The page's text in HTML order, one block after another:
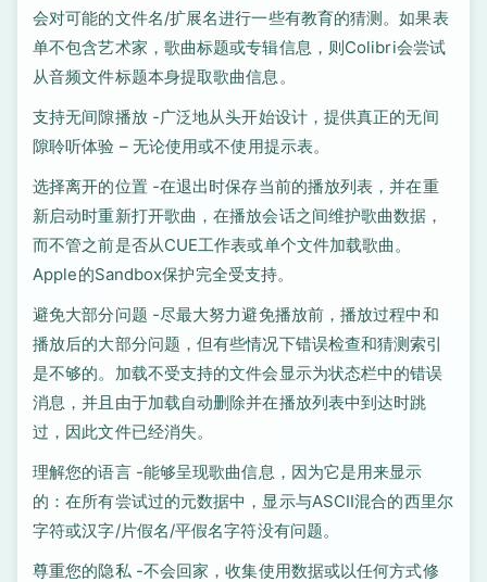
会对可能的文件名/扩展名进行一些有教育的猜测。如果表
单不包含艺术家，歌曲标题或专辑信息，则Colibri会尝试
从音频文件标题本身提取歌曲信息。
支持无间隙播放 -广泛地从头开始设计，提供真正的无间
隙聆听体验 – 无论使用或不使用提示表。
选择离开的位置 -在退出时保存当前的播放列表，并在重
新启动时重新打开歌曲，在播放会话之间维护歌曲数据，
而不管之前是否从CUE工作表或单个文件加载歌曲。
Apple的Sandbox保护完全受支持。
避免大部分问题 -尽最大努力避免播放前，播放过程中和
播放后的大部分问题，但有些情况下错误检查和猜测索引
是不够的。加载不受支持的文件会显示为状态栏中的错误
消息，并且由于加载自动删除并在播放列表中到达时跳
过，因此文件已经消失。
理解您的语言 -能够呈现歌曲信息，因为它是用来显示
的：在所有尝试过的元数据中，显示与ASCII混合的西里尔
字符或汉字/片假名/平假名字符没有问题。
尊重您的隐私 -不会回家，收集使用数据或以任何方式修